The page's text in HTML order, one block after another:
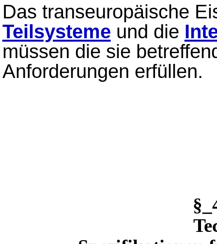
Das transeuropäische
Teilsysteme und die
müssen die sie
Anforderungen erfüllen.